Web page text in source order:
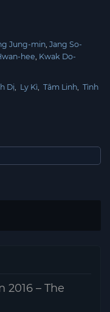
Jung-min Jang So-
hee Kwak Do-
Dị, Ly Kì, Tâm Linh, Tình
– The